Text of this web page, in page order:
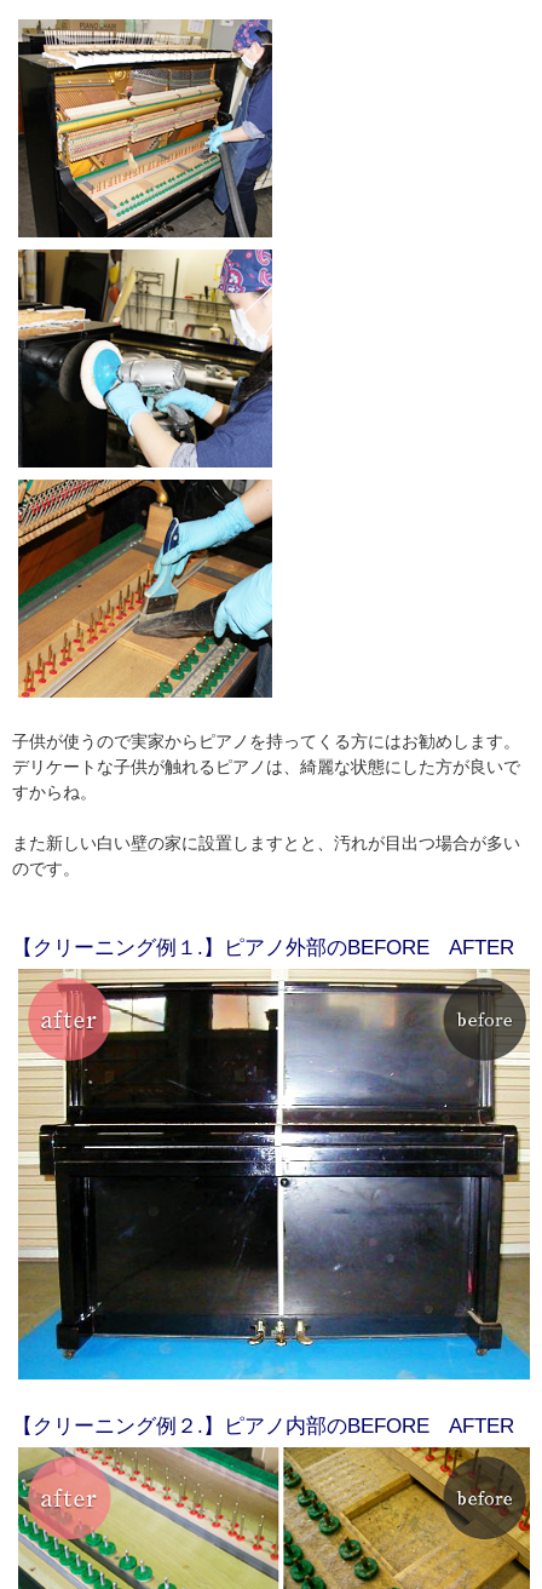
子供が使うので実家からピアノを持ってくる方にはお勧めします。
デリケートな子供が触れるピアノは、綺麗な状態にした方が良いで
すからね。
また新しい白い壁の家に設置しますとと、汚れが目出つ場合が多い
のです。
【クリーニング例１.】ピアノ外部のBEFORE AFTER
【クリーニング例２.】ピアノ内部のBEFORE AFTER